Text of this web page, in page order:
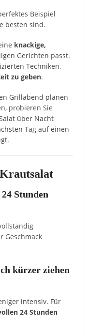
Beispiel
bestensind.
knackige,
Gerichten passt.
Techniken,
zugeben.
Grillabend planen
probierenSie
über Nacht
Tagaufeinen
Krautsalat
24 Stunden
Geschmack
kürzerziehen
intensiv. Für
24Stunden